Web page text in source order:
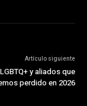
Artículo siguiente
y aliados que
perdido en 2026